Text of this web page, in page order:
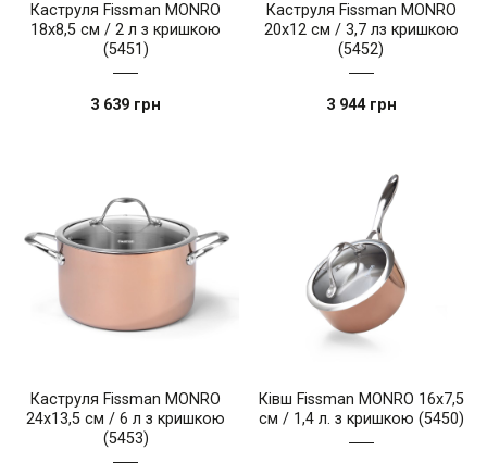
Каструля Fissman MONRO
18x8,5 см / 2 л з кришкою
(5451)
3 639 грн
Каструля Fissman MONRO
20x12 см / 3,7 лз кришкою
(5452)
3 944 грн
Каструля Fissman MONRO
24x13,5 см / 6 л з кришкою
(5453)
Ківш Fissman MONRO 16x7,5
см / 1,4 л. з кришкою (5450)